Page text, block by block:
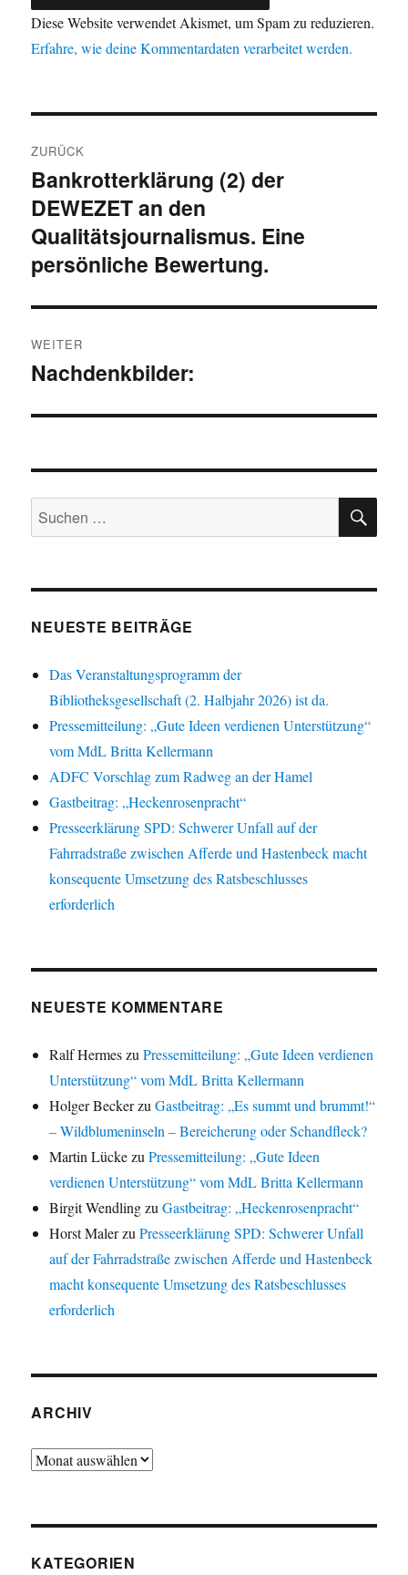
Diese Website verwendet Akismet, um Spam zu reduzieren.
Erfahre, wie deine Kommentardaten verarbeitet werden.
ZURÜCK
Vorheriger
Beitrag:
Bankrotterklärung (2) der
DEWEZET an den
Qualitätsjournalismus. Eine
persönliche Bewertung.
WEITER
Nächster
Nachdenkbilder:
Suchen
nach:
NEUESTE BEITRÄGE
Das Veranstaltungsprogramm der
Bibliotheksgesellschaft (2. Halbjahr 2026) ist da.
Pressemitteilung: „Gute Ideen verdienen Unterstützung“
vom MdL Britta Kellermann
ADFC Vorschlag zum Radweg an der Hamel
Gastbeitrag: „Heckenrosenpracht“
Presseerklärung SPD: Schwerer Unfall auf der
Fahrradstraße zwischen Afferde und Hastenbeck macht
konsequente Umsetzung des Ratsbeschlusses
erforderlich
NEUESTE KOMMENTARE
Ralf HermeszuPressemitteilung: „Gute Ideen verdienen
Unterstützung“ vom MdL Britta Kellermann
Holger BeckerzuGastbeitrag: „Es summt und brummt!“
– Wildblumeninseln – Bereicherung oder Schandfleck?
Martin LückezuPressemitteilung: „Gute Ideen
verdienen Unterstützung“ vom MdL Britta Kellermann
Birgit WendlingzuGastbeitrag: „Heckenrosenpracht“
Horst MalerzuPresseerklärung SPD: Schwerer Unfall
auf der Fahrradstraße zwischen Afferde und Hastenbeck
macht konsequente Umsetzung des Ratsbeschlusses
erforderlich
ARCHIV
Archiv
KATEGORIEN